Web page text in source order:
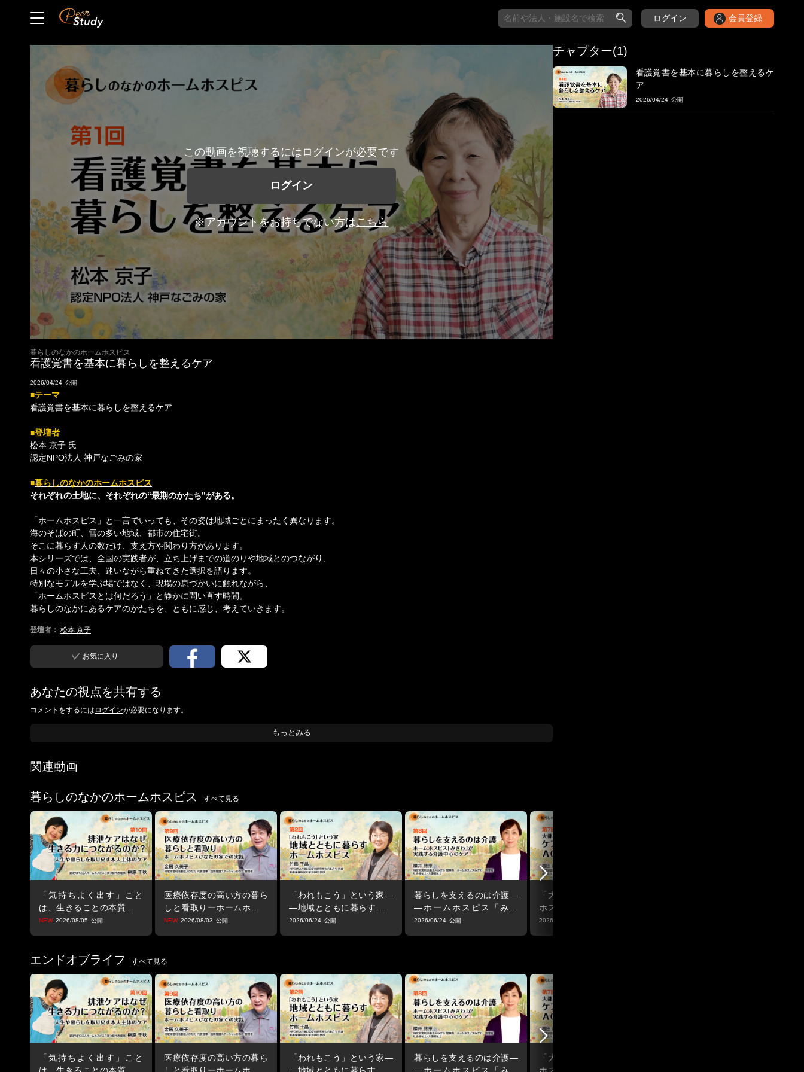
ログイン 会員登録
この動画を視聴するにはログインが必要です
ログイン
※アカウントをお持ちでない方はこちら
暮らしのなかのホームホスピス
看護覚書を基本に暮らしを整えるケア
2026/04/24
■テーマ
看護覚書を基本に暮らしを整えるケア
■登壇者
松本 京子 氏
認定NPO法人 神戸なごみの家
■暮らしのなかのホームホスピス
それぞれの土地に、それぞれの“最期のかたち”がある。
「ホームホスピス」と一言でいっても、その姿は地域ごとにまったく異なります。
海のそばの町、雪の多い地域、都市の住宅街。
そこに暮らす人の数だけ、支え方や関わり方があります。
本シリーズでは、全国の実践者が、立ち上げまでの道のりや地域とのつながり、
日々の小さな工夫、迷いながら重ねてきた選択を語ります。
特別なモデルを学ぶ場ではなく、現場の息づかいに触れながら、
「ホームホスピスとは何だろう」と静かに問い直す時間。
暮らしのなかにあるケアのかたちを、ともに感じ、考えていきます。
登壇者： 松本 京子
お気に入り
あなたの視点を共有する
コメントをするには ログインが必要になります。
もっとみる
関連動画
暮らしのなかのホームホスピス すべて見る
「気持ちよく出す」こと
は、生きることの本質 ー
ホームホスピスややさんで
2026/08/05
医療依存度の高い方の暮ら
しと看取りーホームホスピ
スひなたの家での実践ー
2026/08/03
「われもこう」という家―
―地域とともに暮らすホー
ムホスピス
2026/06/24
暮らしを支えるのは介護―
―ホームホスピス「みぎ
わ」が実践する介護中心の
2026/06/24
「大都市・東京の『ホーム
ホスピス』」～ケアとして
のＡＣＰの実際～
2026/06/17
エンドオブライフ すべて見る
「気持ちよく出す」こと
医療依存度の高い方の暮ら
「われもこう」という家―
暮らしを支えるのは介護―
「大都市・東京の『ホーム
チャプター(1)
看護覚書を基本に暮らしを整えるケ
ア
2026/04/24